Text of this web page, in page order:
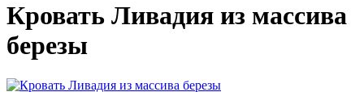
Кровать Ливадия из массива
березы